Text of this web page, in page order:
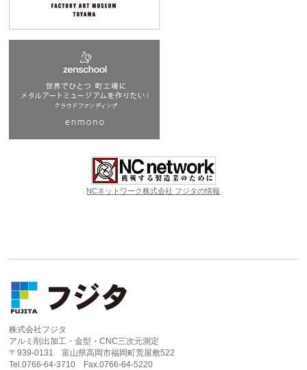
NCネットワーク株式会社 フジタの情報
株式会社フジタ
アルミ削出加工・金型・CNC三次元測定
〒939-0131 富山県高岡市福岡町荒屋敷522
Tel.0766-64-3710 Fax.0766-64-5220